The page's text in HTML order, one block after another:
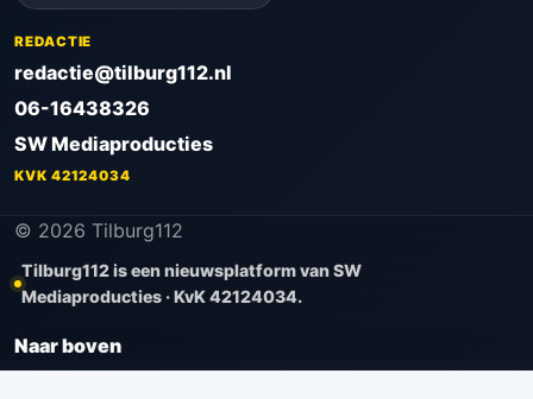
REDACTIE
redactie@tilburg112.nl
06-16438326
SW Mediaproducties
KVK 42124034
© 2026 Tilburg112
Tilburg112 is een nieuwsplatform van SW
Mediaproducties · KvK 42124034.
Naar boven